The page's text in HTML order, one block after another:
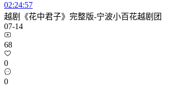
02:24:57
越剧《花中君子》完整版-宁波小百花越剧团
07-14
68
0
0